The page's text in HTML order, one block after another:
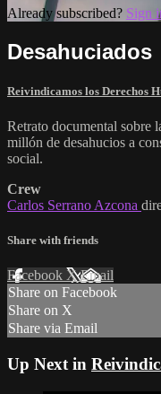
Already subscribed? Sign
Desahuciados
Reivindicamos los Derechos
Retrato documental sobre
millón de desahucios a
social.
Crew
Carlos Serrano Azcona
Share with friends
Facebook XEmail
Share on Facebook
Share on X
Share via Email
Up Next in